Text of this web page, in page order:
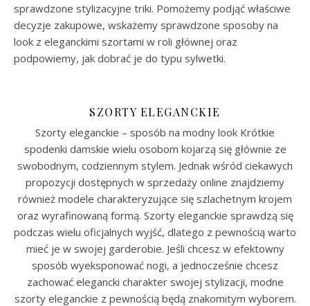
sprawdzone stylizacyjne triki. Pomożemy podjąć właściwe
decyzje zakupowe, wskażemy sprawdzone sposoby na
look z eleganckimi szortami w roli głównej oraz
podpowiemy, jak dobrać je do typu sylwetki.
SZORTY ELEGANCKIE
Szorty eleganckie – sposób na modny look Krótkie
spodenki damskie wielu osobom kojarzą się głównie ze
swobodnym, codziennym stylem. Jednak wśród ciekawych
propozycji dostępnych w sprzedaży online znajdziemy
również modele charakteryzujące się szlachetnym krojem
oraz wyrafinowaną formą. Szorty eleganckie sprawdzą się
podczas wielu oficjalnych wyjść, dlatego z pewnością warto
mieć je w swojej garderobie. Jeśli chcesz w efektowny
sposób wyeksponować nogi, a jednocześnie chcesz
zachować elegancki charakter swojej stylizacji, modne
szorty eleganckie z pewnością będą znakomitym wyborem.